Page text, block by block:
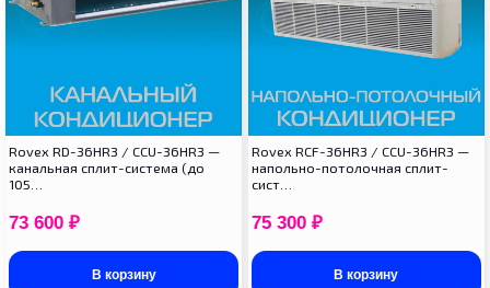
Rovex RD-36HR3 / CCU-36HR3 —
канальная сплит-система (до
105…
73 600 ₽
В корзину
Rovex RCF-36HR3 / CCU-36HR3 —
напольно-потолочная сплит-
сист…
75 300 ₽
В корзину